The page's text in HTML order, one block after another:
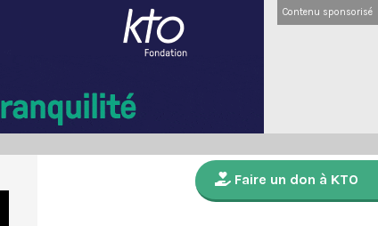
Contenu sponsorisé
Faire un don à KTO